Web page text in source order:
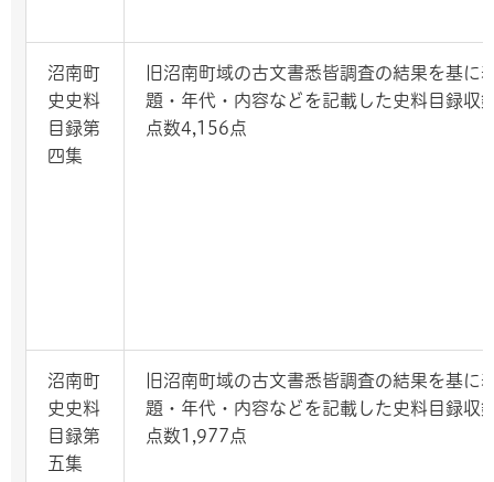
沼南町
史史料
目録第
四集
旧沼南町域の古文書悉皆調査の結果を基に
題・年代・内容などを記載した史料目録収
点数4,156点
沼南町
史史料
目録第
五集
旧沼南町域の古文書悉皆調査の結果を基に
題・年代・内容などを記載した史料目録収
点数1,977点